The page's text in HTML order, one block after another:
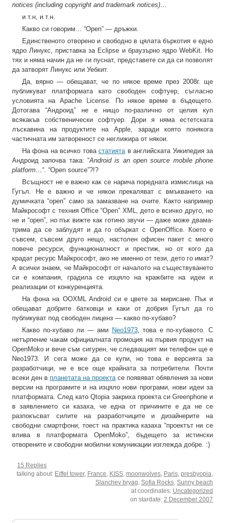
notices (including copyright and trademark notices)…
и т.н, и т.н.
Какво си говорим… “Open” — дръжки.
Единственото отворено и свободно в цялата бъркотия е едно
ядро Линукс, приставка за Eclipse и браузърно ядро WebKit. Но
тях и няма начин да не ги пуснат, представете си да си позволят
да затворят Линукс или Уебкит.
Да, вярно — обещават, че по някое време през 2008г. ще
публикуват платформата като свободен софтуер, съгласно
условията на Apache License. По някое време в бъдещето.
Дотогава “Андроид” не е нищо по-различно от целия куп
всякакъв собственически софтуер. Дори я няма естетската
лъскавина на продуктите на Apple, заради която понякога
частичната им затвореност се неглижира от някои.
На фона на всичко товастатията в английската Уикипедия за
Андроид започва така: “Android is an open source mobile phone
platform…“. “Open source”?!?
Всъщност не е важно как се нарича поредната измислица на
Гугъл. Не е важно и че някои прекаляват с вмъкването на
думичката “open” само за замазване на очите. Както например
Майкрософт с техния Office “Open” XML, дето е всичко друго, но
не и “open”, но пък вижте как готино звучи — даже може двама-
трима да се заблудят и да го объркат с OpenOffice. Което е
съвсем, съвсем друго нещо, настолен офисен пакет с много
повече ресурси, функционалност и престиж, но от кого да
крадат ресурс Майкрософт, ако не именно от тези, дето го имат?
А всички знаем, че Майкрософт от началото на съществуването
си е компания, градила се изцяло на кражбите на идеи и
реализации от конкуренцията.
На фона на OOXML Android си е цвете за мирисане. Пък и
обещават добрите батковци и каки от добрия Гугъл да го
публикуват под свободен лиценз — какво по-хубаво?
Какво по-хубаво ли — ами Neo1973, това е по-хубавото. С
нетърпение чакам официалната промоция на първия продукт на
OpenMoko и вече съм сигурен, че следващият ми телефон ще е
Neo1973. И сега може да се купи, но това е версията за
разработчици, не е все още крайната за потребители. Почти
всеки ден в планетата на проекта се появяват обявления за нови
версии на програмите и на изцяло нови програми, нови идеи за
платформата. След като Qtopia закриха проекта си Greenphone и
в заявлението си казаха, че една от причините е да не се
разпокъсват силите на разработчиците и дизайнерите на
свободни смартфони, тоест на практика казаха “проектът ни се
влива в платформата OpenMoko”, бъдещето за истински
отворените и свободни мобилни комуникации изглежда добре. :)
15 Replies
talking about: Eiffel tower, France KISS moonwolves Paris presbyopia
Slanchev bryag Sofia Rocks Sunny beach
at coordinates: Uncategorized
on stardate: 2 December 2007